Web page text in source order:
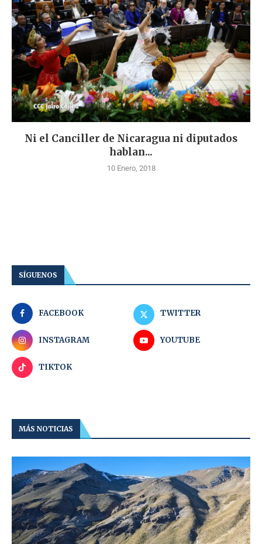
Ni el Canciller de Nicaragua ni diputados
hablan...
10 Enero, 2018
SÍGUENOS
FACEBOOK TWITTER
INSTAGRAM YOUTUBE
TIKTOK
MÁS NOTICIAS